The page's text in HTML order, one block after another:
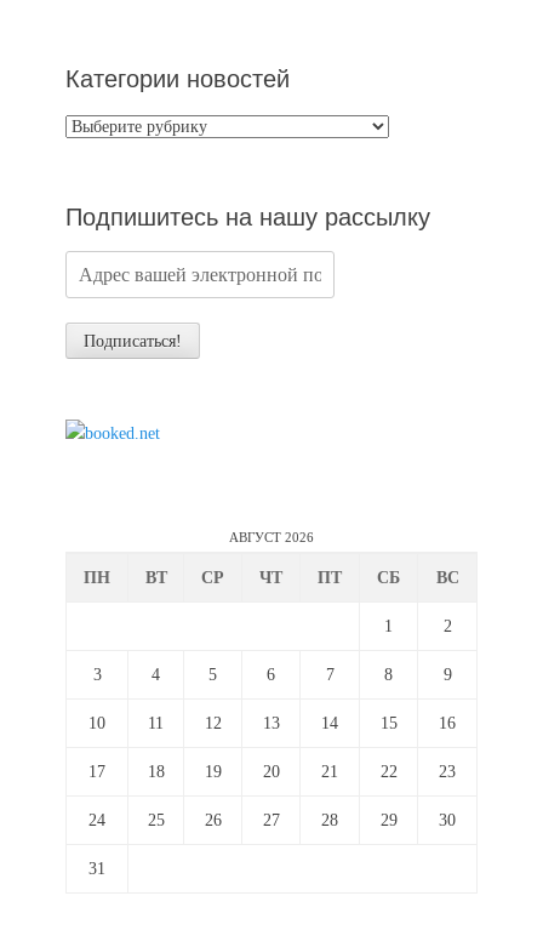
Категории новостей
Категории
Подпишитесь на нашу рассылку
АВГУСТ 2026
ПН ВТ СР ЧТ ПТ СБ ВС
1 2
3 4 5 6 7 8 9
10 11 12 13 14 15 16
17 18 19 20 21 22 23
24 25 26 27 28 29 30
31